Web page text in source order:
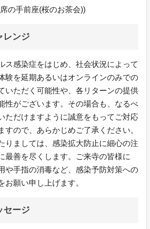
の手前座(桜のお茶会))
レンジ
ス感染症をはじめ、社会状況によって
験を延期あるいはオンラインのみでの
いただく可能性や、各リターンの提供
性がございます。その場合も、なるべ
ただけますように誠意をもってご対応
すので、あらかじめご了承ください。
りましては、感染拡大防止に細心の注
最善を尽くします。ご来寺の皆様に
や手指の消毒など、感染予防対策への
お願い申し上げます。
セージ